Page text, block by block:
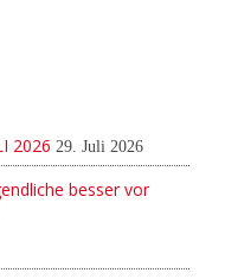
2026 29. Juli 2026
besser vor